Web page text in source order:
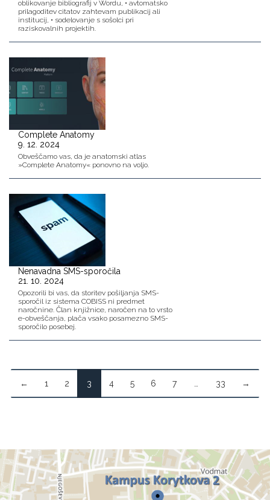
oblikovanje bibliografij v Wordu, • avtomatsko
prilagoditev citatov zahtevam publikacij ali
institucij, • sodelovanje s sošolci pri
raziskovalnih projektih.
Complete Anatomy
9. 12. 2024
Obveščamo vas, da je anatomski atlas
»Complete Anatomy« ponovno na voljo.
Nenavadna SMS-sporočila
21. 10. 2024
Opozorili bi vas, da storitev pošiljanja SMS-
sporočil iz sistema COBISS ni predmet
naročnine. Član knjižnice, naročen na to vrsto
e-obveščanja, plača vsako posamezno SMS-
sporočilo posebej.
← 1 2 3 4 5 6 7 33 →